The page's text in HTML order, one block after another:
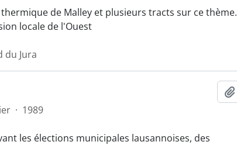
de Malley et plusieurs tracts sur ce thème.
locale de l'Ouest
du Jura
· 1989
les élections municipales lausannoises, des